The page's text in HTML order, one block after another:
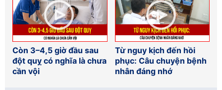
Còn 3–4,5 giờ đầu sau
đột quỵ có nghĩa là chưa
cần vội
Từ nguy kịch đến hồi
phục: Câu chuyện bệnh
nhân đáng nhớ